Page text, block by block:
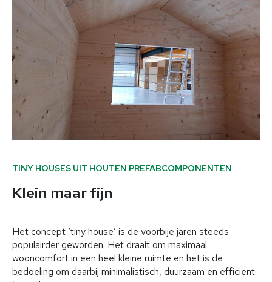
TINY HOUSES UIT HOUTEN PREFABCOMPONENTEN
Klein maar fijn
Het concept ‘tiny house’ is de voorbije jaren steeds
populairder geworden. Het draait om maximaal
wooncomfort in een heel kleine ruimte en het is de
bedoeling om daarbij minimalistisch, duurzaam en efficiënt